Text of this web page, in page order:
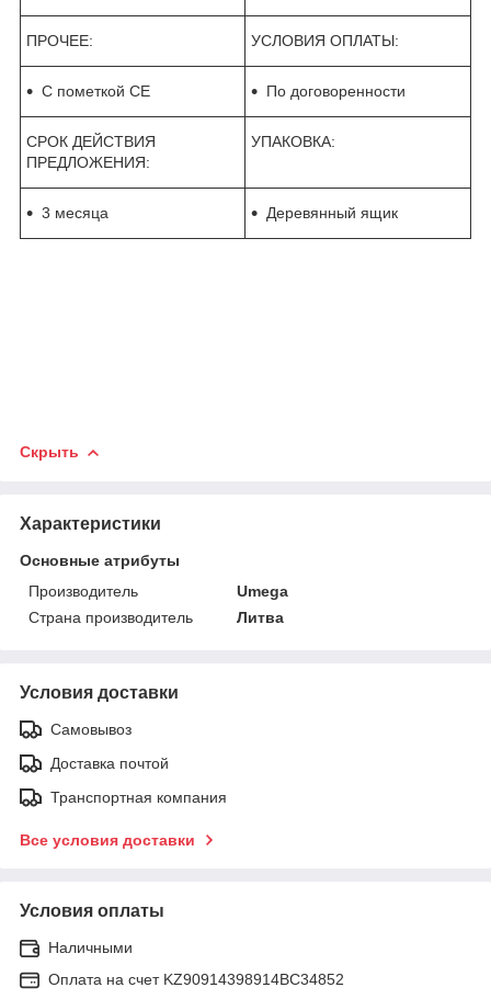
ПРОЧЕЕ: УСЛОВИЯ ОПЛАТЫ:
С пометкой CE По договоренности
СРОК ДЕЙСТВИЯ
ПРЕДЛОЖЕНИЯ:
УПАКОВКА:
3 месяца Деревянный ящик
Скрыть
Характеристики
Основные атрибуты
Производитель
Umega
Страна производитель
Литва
Условия доставки
Самовывоз
Доставка почтой
Транспортная компания
Все условия доставки
Условия оплаты
Наличными
Оплата на счет KZ90914398914ВС34852